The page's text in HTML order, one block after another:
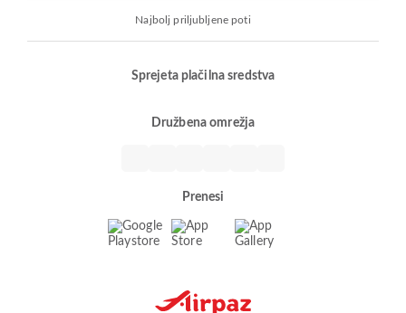
Najbolj priljubljene poti
Sprejeta plačilna sredstva
Družbena omrežja
Prenesi